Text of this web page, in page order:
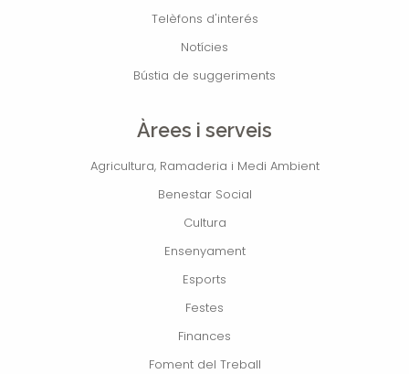
Telèfons d'interés
Notícies
Bústia de suggeriments
Àrees i serveis
Agricultura, Ramaderia i Medi Ambient
Benestar Social
Cultura
Ensenyament
Esports
Festes
Finances
Foment del Treball